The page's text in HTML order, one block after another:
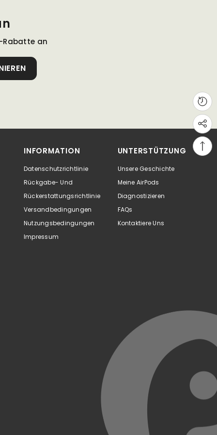
Rabatte an
INFORMATION
Datenschutzrichtlinie
Rückgabe- Und
Rückerstattungsrichtlinie
Versandbedingungen
Nutzungsbedingungen
Impressum
UNTERSTÜTZUNG
Unsere Geschichte
Meine AirPods
Diagnostizieren
FAQs
Kontaktiere Uns